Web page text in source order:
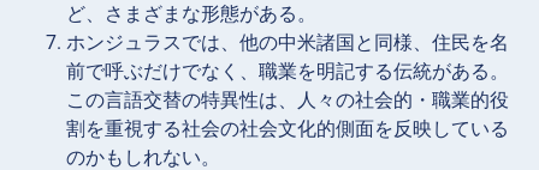
ど、さまざまな形態がある。
ホンジュラスでは、他の中米諸国と同様、住民を名
前で呼ぶだけでなく、職業を明記する伝統がある。
この言語交替の特異性は、人々の社会的・職業的役
割を重視する社会の社会文化的側面を反映している
のかもしれない。